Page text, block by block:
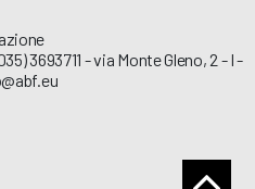
3693711 - via Monte Gleno, 2 - I -